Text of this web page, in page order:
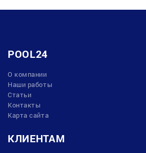
POOL24
О компании
Наши работы
Статьи
Контакты
Карта сайта
КЛИЕНТАМ